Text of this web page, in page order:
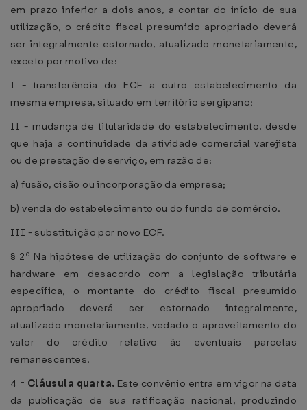
em prazo inferior a dois anos, a contar do início de sua
utilização, o crédito fiscal presumido apropriado deverá
ser integralmente estornado, atualizado monetariamente,
exceto por motivo de:
I - transferência do ECF a outro estabelecimento da
mesma empresa, situado em território sergipano;
II - mudança de titularidade do estabelecimento, desde
que haja a continuidade da atividade comercial varejista
ou de prestação de serviço, em razão de:
a) fusão, cisão ou incorporação da empresa;
b) venda do estabelecimento ou do fundo de comércio.
III - substituição por novo ECF.
§ 2º Na hipótese de utilização do conjunto de software e
hardware em desacordo com a legislação tributária
específica, o montante do crédito fiscal presumido
apropriado deverá ser estornado integralmente,
atualizado monetariamente, vedado o aproveitamento do
valor do crédito relativo às eventuais parcelas
remanescentes.
4 - Cláusula quarta. Este convênio entra em vigor na data
da publicação de sua ratificação nacional, produzindo